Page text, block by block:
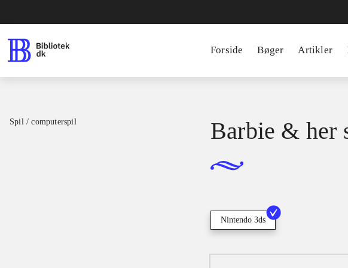
Forside Bøger Artikler
Spil / computerspil Barbie & her
Nintendo 3ds